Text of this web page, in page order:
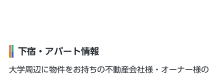
下宿・アパート情報
大学周辺に物件をお持ちの不動産会社様・オーナー様の